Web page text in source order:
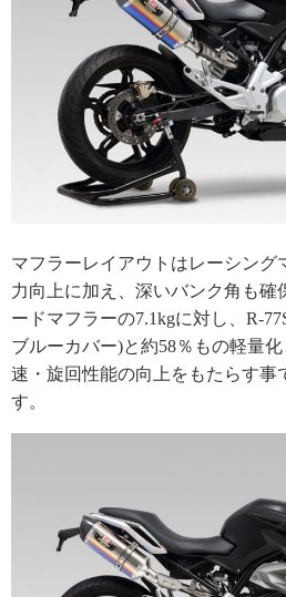
マフラーレイアウトはレーシング
力向上に加え、深いバンク角も確
ードマフラーの7.1kgに対し、R-
ブルーカバー)と約58％もの軽量
速・旋回性能の向上をもたらす事
す。